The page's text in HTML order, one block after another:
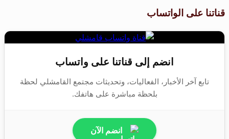
قناتنا على الواتساب
انضم إلى قناتنا على واتساب
تابع آخر الأخبار، الفعاليات، وتحديثات مجتمع القامشلي لحظة
بلحظة مباشرة على هاتفك.
انضم الآن